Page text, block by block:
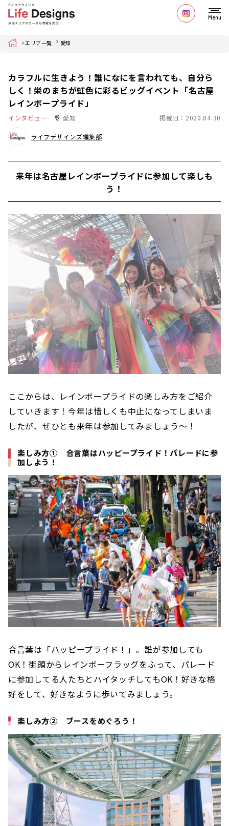
Menu
Home エリア一覧 愛知
カラフルに生きよう！誰になにを言われても、自分ら
しく！栄のまちが虹色に彩るビッグイベント「名古屋
レインボープライド」
インタビュー 愛知 掲載日：2020.04.30
ライフデザインズ編集部
来年は名古屋レインボープライドに参加して楽しも
う！
ここからは、レインボープライドの楽しみ方をご紹介
していきます！今年は惜しくも中止になってしまいま
したが、ぜひとも来年は参加してみましょう〜！
楽しみ方① 合言葉はハッピープライド！パレードに参
加しよう！
合言葉は「ハッピープライド！」。誰が参加しても
OK！街頭からレインボーフラッグをふって、パレード
に参加してる人たちとハイタッチしてもOK！好きな格
好をして、好きなように歩いてみましょう。
楽しみ方② ブースをめぐろう！